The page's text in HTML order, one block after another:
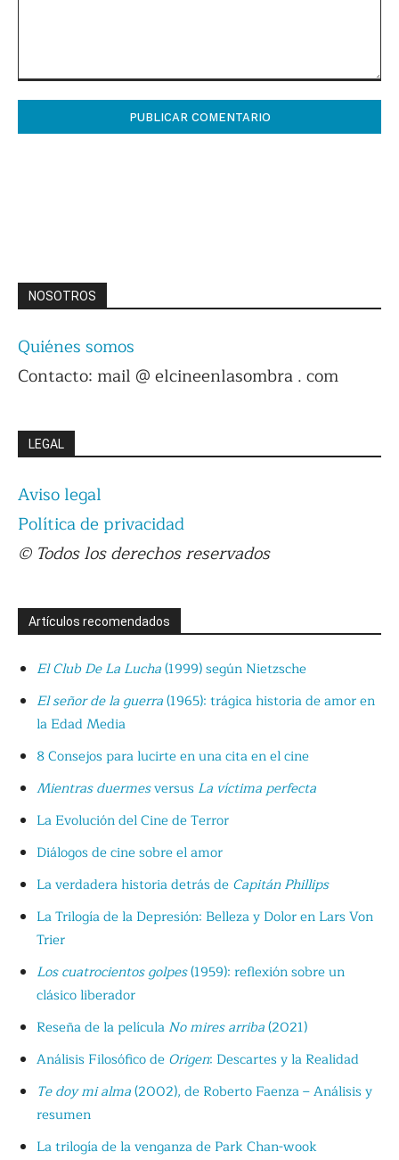
Comentario:
NOSOTROS
Quiénes somos
Contacto: mail @ elcineenlasombra . com
LEGAL
Aviso legal
Política de privacidad
© Todos los derechos reservados
Artículos recomendados
El Club De La Lucha(1999) según Nietzsche
El señor de la guerra(1965): trágica historia de amor en
la Edad Media
8 Consejos para lucirte en una cita en el cine
Mientras duermesversus La víctima perfecta
La Evolución del Cine de Terror
Diálogos de cine sobre el amor
La verdadera historia detrás de Capitán Phillips
La Trilogía de la Depresión: Belleza y Dolor en Lars Von
Trier
Los cuatrocientos golpes(1959): reflexión sobre un
clásico liberador
Reseña de la película No mires arriba(2021)
Análisis Filosófico de Origen: Descartes y la Realidad
Te doy mi alma(2002), de Roberto Faenza – Análisis y
resumen
La trilogía de la venganza de Park Chan-wook